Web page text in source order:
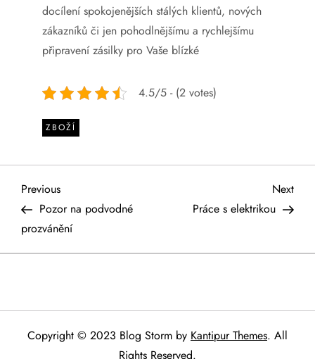
docílení spokojenějších stálých klientů, nových
zákazníků či jen pohodlnějšímu a rychlejšímu
připravení zásilky pro Vaše blízké
4.5/5 - (2 votes)
ZBOŽÍ
N
a
v
g
Previous
Post
Previous
Pozor na podvodné
prozvánění
Next
Post
Next
Práce s elektrikou
Copyright © 2023 Blog Storm by Kantipur Themes. All
Rights Reserved.